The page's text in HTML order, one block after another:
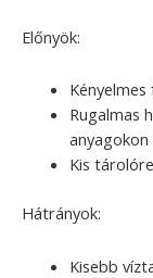
Előnyök:
Rugalmas
Kis
Hátrányok:
Kisebb